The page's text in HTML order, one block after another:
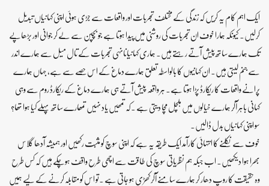
ایک اہم کام یہ کریں کہ زندگی کے مختلف تجربات اور واقعات سے جڑی ہوئی اپنی کہانیاں تبدیل
کرلیں۔ کیونکہ ہمارا خوف ان تجربات کی روشنی میں پیدا ہوتا ہے جو بچپن سے لے کر جوانی اور بڑھاپے
تک ہمارے ساتھ پیش آتے رہتے ہیں۔ ہماری کہانیاںانہی تجربات کے تال میل سے ہمارے اندر
سے جنم لیتی ہیں۔ ان کہانیوں کا بالواسطہ تعلق ہمارے دماغ کے اس حصے سے ہے، جہاں ہمارے
پرانے واقعات کا ریکارڈ پڑا ہوتا ہے۔ ہر واقعہ پیش آتے ہی ہمارے دماغ کے ریکارڈ روم سے وہی
کہانی باہر آکر ہمارے خیالوں میں ہلچل مچا دیتی ہے ۔کہ تمھیں یاد نہیں تمھارے ساتھ پہلے کیا ہوا تھا؟
سو اپنی کہانیاں بدل ڈالیں۔
خوف سے نکلنے کا انتہائی کارآمد ایک طریقہ یہ ہے کہ اپنی سوچ کو مثبت رکھیں اور ہمیشہ آدھا گلاس
بھرا ہوا دیکھیں۔ اب جبکہ ہم نظریاتی سوچ کی طاقت سے اچھی طرح واقف ہوچکے ہیں کہ کس طرح
وہ حقیقت کا روپ دھار کر ہمارے سامنے آکر کھڑی ہو جاتی ہے ۔تو اس کو مقابلہ کرنے کے لیے ہمیں